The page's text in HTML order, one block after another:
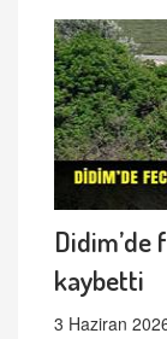
Didim’de
kaybetti
3 Haziran